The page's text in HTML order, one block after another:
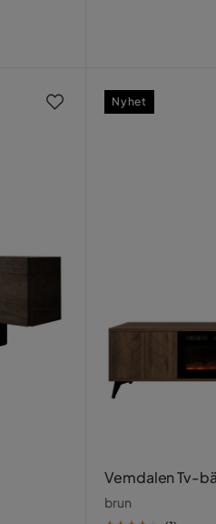
Vemdalen Tv-
brun
Nyhet